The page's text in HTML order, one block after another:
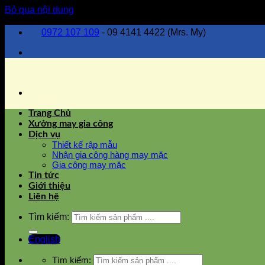
Bỏ qua nội dung
0972 107 109 - 09 4141 4422 (Mrs. My)
Trang Chủ
Xưởng may gia công
Dịch vụ
Thiết kế rập mẫu
Nhận gia công hàng may mặc
Gia công may mặc
Tin tức
Giới thiệu
Liên hệ
Tìm kiếm:
English
Tìm kiếm: